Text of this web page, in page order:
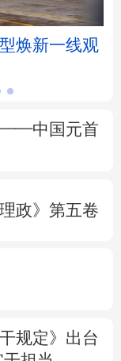
江西
عربى
焕新一线观
——中国元首
政》第五卷
规定》出台